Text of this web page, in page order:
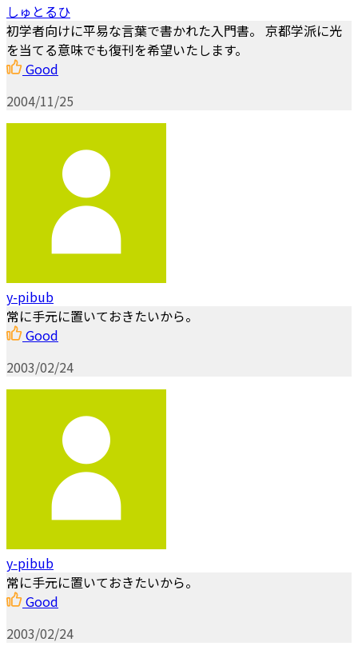
しゅとるひ
初学者向けに平易な言葉で書かれた入門書。 京都学派に光
を当てる意味でも復刊を希望いたします。
Good
2004/11/25
y-pibub
常に手元に置いておきたいから。
Good
2003/02/24
y-pibub
常に手元に置いておきたいから。
Good
2003/02/24